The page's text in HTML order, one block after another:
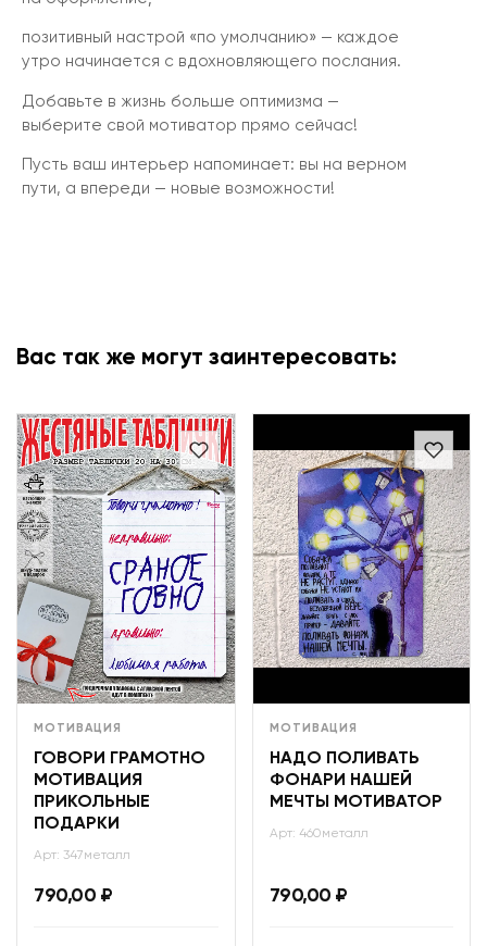
позитивный настрой «по умолчанию» — каждое
утро начинается с вдохновляющего послания.
Добавьте в жизнь больше оптимизма —
выберите свой мотиватор прямо сейчас!
Пусть ваш интерьер напоминает: вы на верном
пути, а впереди — новые возможности!
Вас так же могут заинтересовать:
МОТИВАЦИЯ
ГОВОРИ ГРАМОТНО
МОТИВАЦИЯ
ПРИКОЛЬНЫЕ
ПОДАРКИ
Арт: 347металл
790,00 ₽
МОТИВАЦИЯ
НАДО ПОЛИВАТЬ
ФОНАРИ НАШЕЙ
МЕЧТЫ МОТИВАТОР
Арт: 460металл
790,00 ₽